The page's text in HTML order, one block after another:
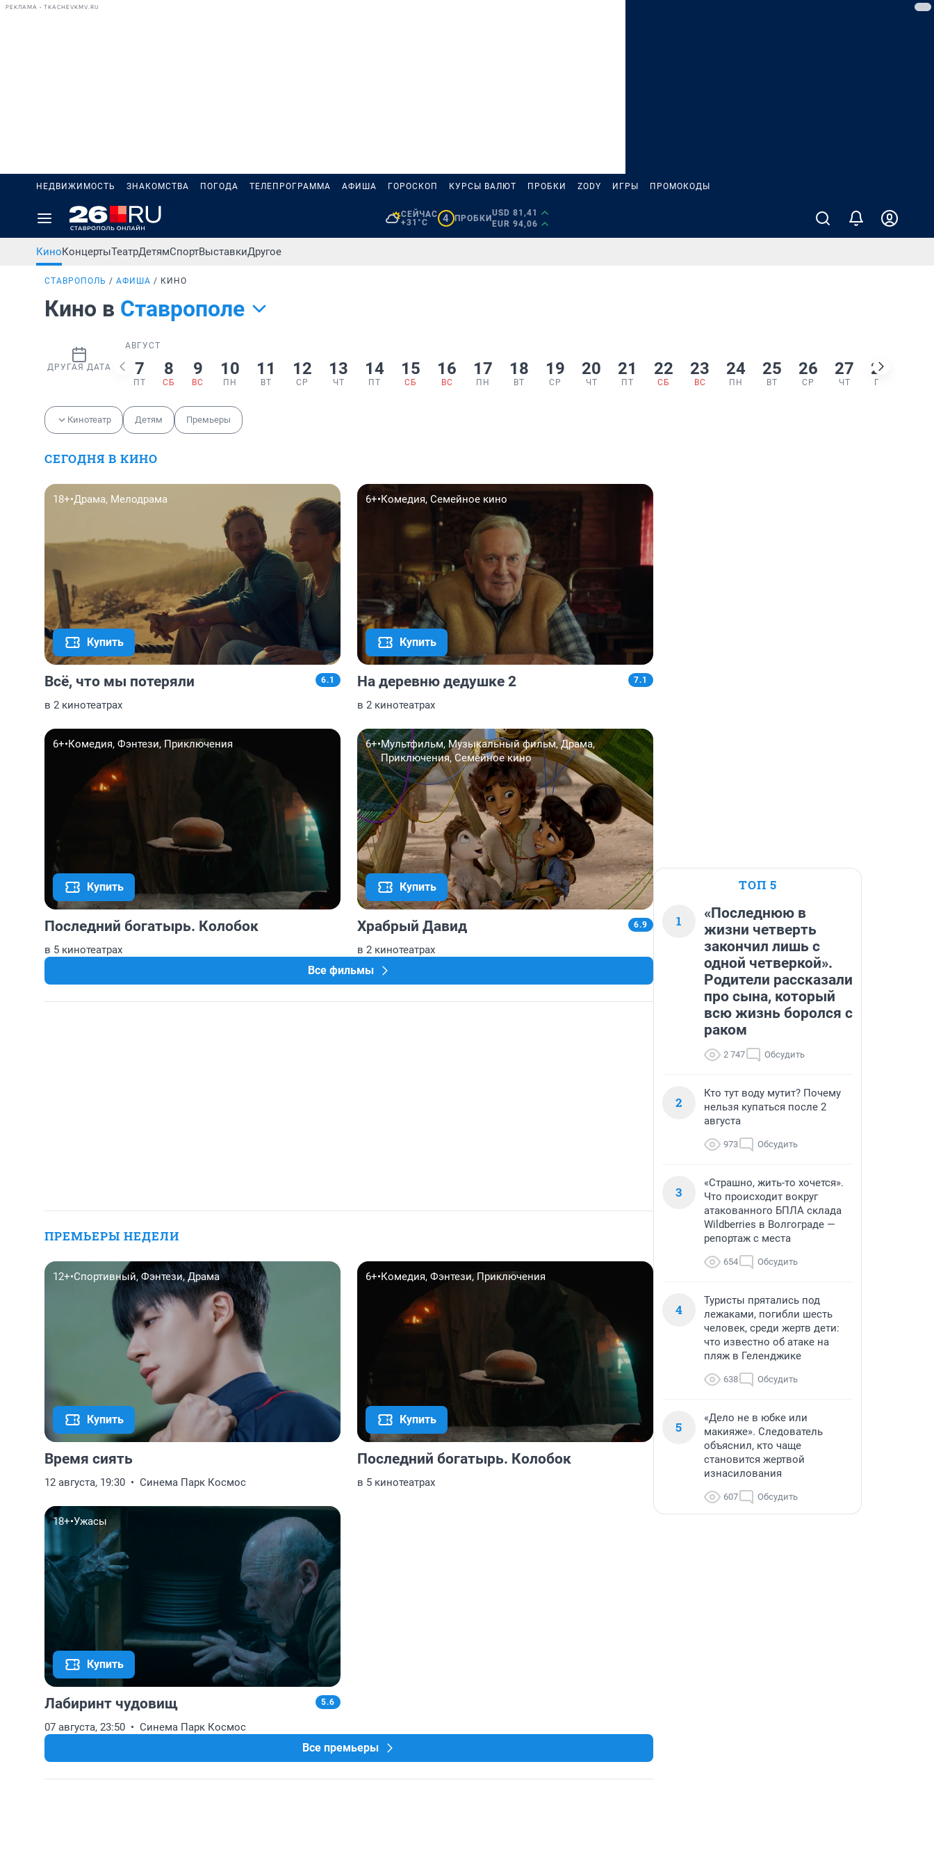
РЕКЛАМА • TKACHEVKMV.RU
НЕДВИЖИМОСТЬ ЗНАКОМСТВА ПОГОДА ТЕЛЕПРОГРАММА АФИША ГОРОСКОП КУРСЫ ВАЛЮТ ПРОБКИ ZODY ИГРЫ ПРОМОКОДЫ
СЕЙЧАС
+31°C
4 ПРОБКИ
USD 81,41
EUR 94,06
КиноКонцертыТеатрДетямСпортВыставкиДругое
СТАВРОПОЛЬ АФИША КИНО
Кино в Ставрополе
ДРУГАЯ ДАТА
АВГУСТ
7
ПТ
8
СБ
9
ВС
10
ПН
11
ВТ
12
СР
13
ЧТ
14
ПТ
15
СБ
16
ВС
17
ПН
18
ВТ
19
СР
20
ЧТ
21
ПТ
22
СБ
23
ВС
24
ПН
25
ВТ
26
СР
27
ЧТ
28
ПТ
Кинотеатр Детям Премьеры
СЕГОДНЯ В КИНО
18+•Драма, Мелодрама
Купить
Всё, что мы потеряли 6.1
в 2 кинотеатрах
6+•Комедия, Семейное кино
Купить
На деревню дедушке 2 7.1
в 2 кинотеатрах
6+•Комедия, Фэнтези, Приключения
Купить
Последний богатырь. Колобок
в 5 кинотеатрах
6+•Мультфильм, Музыкальный фильм, Драма,
Приключения, Семейное кино
Купить
Храбрый Давид 6.9
в 2 кинотеатрах
Все фильмы
ПРЕМЬЕРЫ НЕДЕЛИ
12+•Спортивный, Фэнтези, Драма
Купить
Время сиять
12 августа, 19:30 Синема Парк Космос
6+•Комедия, Фэнтези, Приключения
Купить
Последний богатырь. Колобок
в 5 кинотеатрах
18+•Ужасы
Купить
Лабиринт чудовищ 5.6
07 августа, 23:50 Синема Парк Космос
Все премьеры
ТОП 5
1
«Последнюю в
жизни четверть
закончил лишь с
одной четверкой».
Родители рассказали
про сына, который
всю жизнь боролся с
раком
2 747 Обсудить
2
Кто тут воду мутит? Почему
нельзя купаться после 2
августа
973 Обсудить
3
«Страшно, жить-то хочется».
Что происходит вокруг
атакованного БПЛА склада
Wildberries в Волгограде —
репортаж с места
654 Обсудить
4
Туристы прятались под
лежаками, погибли шесть
человек, среди жертв дети:
что известно об атаке на
пляж в Геленджике
638 Обсудить
5
«Дело не в юбке или
макияже». Следователь
объяснил, кто чаще
становится жертвой
изнасилования
607 Обсудить